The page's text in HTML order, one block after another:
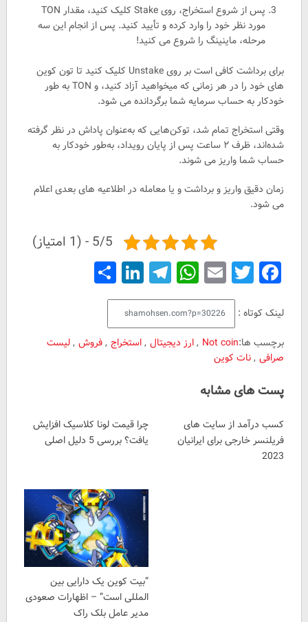
پس از شروع استخراج، روی Stake کلیک کنید، مقدار TON
مورد نظر خود را وارد کرده و تأیید کنید. پس از انجام این سه
مرحله، ماینینگ را شروع می کنید!
برای برداشت کافی است بر روی Unstake کلیک کنید تا تون کوین
های خود را در هر زمانی که میخواهید آزاد کنید، و TON به طور
خودکار به حساب سرمایه شما برگردانده می شود.
وقتی استخراج تمام شد، توکن‌هایی که به‌عنوان پاداش در نظر گرفته
شده‌اند، ظرف ۲ ساعت پس از پایان رویداد، به‌طور خودکار به
حساب شما واریز می شوند.
زمان دقیق واریز و برداشت و یا معامله در اطلاعیه های بعدی اعلام
می شود.
5/5 - (1 امتیاز)
Facebook
Twitter
Email
WhatsApp
Telegram
LinkedIn
Share
لینک کوتاه :
برچسب ها:Not coin
,ارز دیجیتال ,استخراج ,فروش ,لیست
صرافی ,نات کوین
پست های مشابه
چرا قیمت لونا کلاسیک افزایش
یافت؟ بررسی 5 دلیل اصلی
کسب درآمد از سایت های
فریلنسر خارجی برای ایرانیان
2023
“بیت کوین یک دارایی بین
المللی است” – اظهارات صعودی
مدیر عامل بلک راک